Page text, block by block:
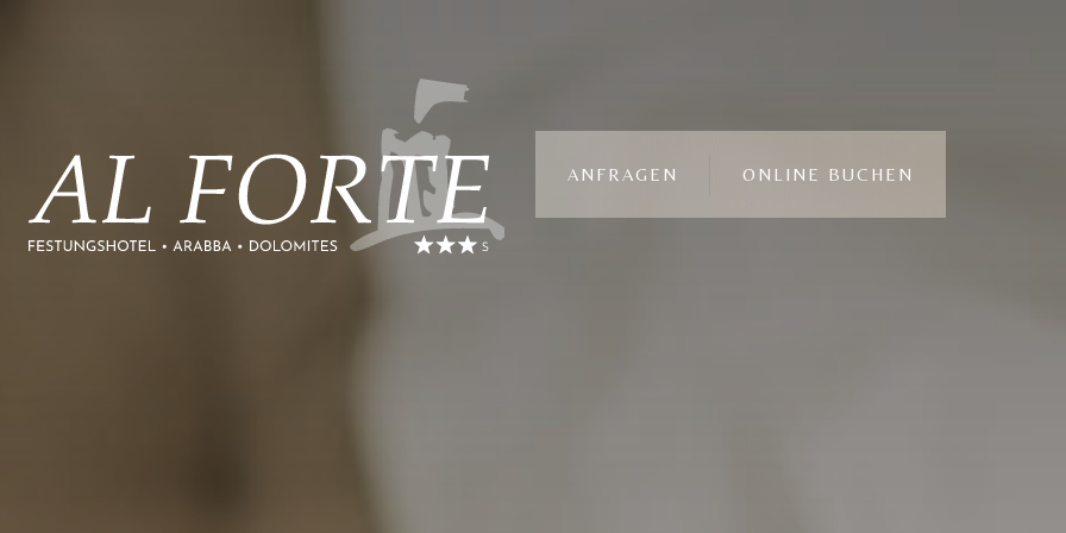
ANFRAGEN ONLINE BUCHEN